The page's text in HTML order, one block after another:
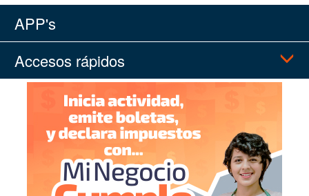
APP's
Accesos rápidos